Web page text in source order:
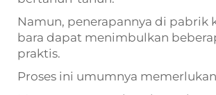
Namun, penerapannya di pabrik
bara dapat menimbulkan
praktis.
Proses ini umumnya